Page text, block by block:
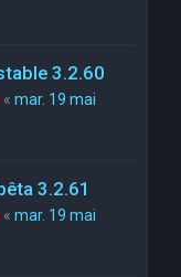
3.2.60
« mar. 19 mai
3.2.61
« mar. 19 mai